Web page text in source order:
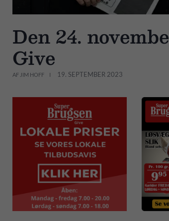
Den 24.
Give
AF JIM HOFF 19. SEPTEMBER 2023